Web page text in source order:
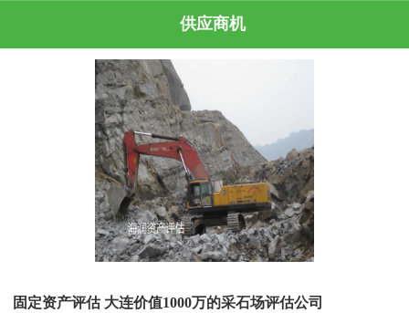
供应商机
固定资产评估 大连价值1000万的采石场评估公司